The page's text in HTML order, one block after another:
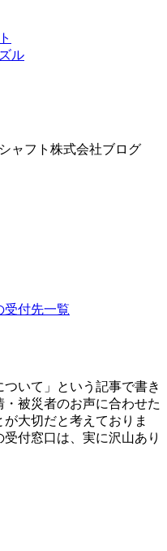
ル
ャフト株式会社ブログ
受付先一覧
いて」という記事で書き
被災者のお声に合わせた
大切だと考えておりま
付窓口は、実に沢山あり